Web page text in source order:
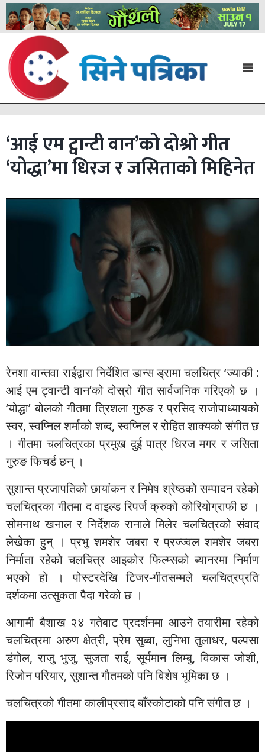
‘आई एम ट्वान्टी वान’को दोश्रो गीत
‘योद्धा’मा धिरज र जसिताको मिहिनेत
रेनशा वान्तवा राईद्वारा निर्देशित डान्स ड्रामा चलचित्र ‘ज्याकी :
आई एम ट्वान्टी वान’को दोस्रो गीत सार्वजनिक गरिएको छ ।
‘योद्धा’ बोलको गीतमा त्रिशला गुरुङ र प्रसिद राजोपाध्यायको
स्वर, स्वप्निल शर्माको शब्द, स्वप्निल र रोहित शाक्यको संगीत छ
। गीतमा चलचित्रका प्रमुख दुई पात्र धिरज मगर र जसिता
गुरुङ फिचर्ड छन् ।
सुशान्त प्रजापतिको छायांकन र निमेष श्रेष्ठको सम्पादन रहेको
चलचित्रका गीतमा द वाइल्ड रिपर्ज क्रुको कोरियोग्राफी छ ।
सोमनाथ खनाल र निर्देशक रानाले मिलेर चलचित्रको संवाद
लेखेका हुन् । प्रभु शमशेर जबरा र प्रज्ज्वल शमशेर जबरा
निर्माता रहेको चलचित्र आइकोर फिल्म्सको ब्यानरमा निर्माण
भएको हो । पोस्टरदेखि टिजर-गीतसम्मले चलचित्रप्रति
दर्शकमा उत्सुकता पैदा गरेको छ ।
आगामी बैशाख २४ गतेबाट प्रदर्शनमा आउने तयारीमा रहेको
चलचित्रमा अरुण क्षेत्री, प्रेम सुब्बा, लुनिभा तुलाधर, पल्पसा
डंगोल, राजु भुजु, सुजता राई, सूर्यमान लिम्बु, विकास जोशी,
रिजोन परियार, सुशान्त गौतमको पनि विशेष भूमिका छ ।
चलचित्रको गीतमा कालीप्रसाद बाँस्कोटाको पनि संगीत छ ।